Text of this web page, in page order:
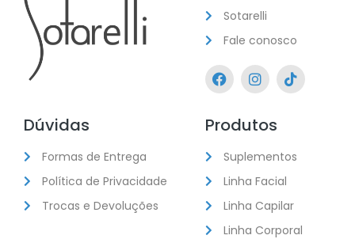
Sotarelli
Fale conosco
Dúvidas
Formas de Entrega
Política de Privacidade
Trocas e Devoluções
Produtos
Suplementos
Linha Facial
Linha Capilar
Linha Corporal